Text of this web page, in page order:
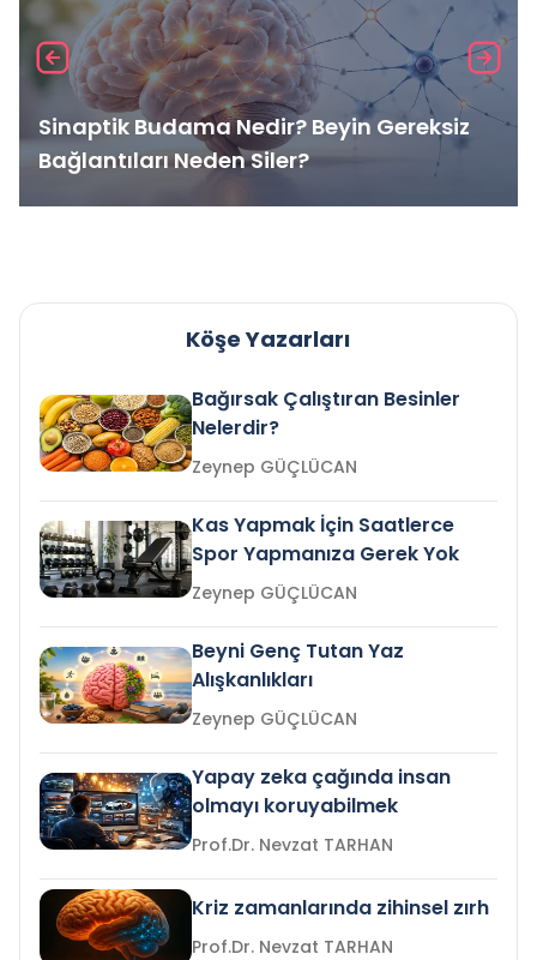
Sinaptik Budama Nedir? Beyin Gereksiz
Bağlantıları Neden Siler?
Köşe Yazarları
Bağırsak Çalıştıran Besinler
Nelerdir?
Zeynep GÜÇLÜCAN
Kas Yapmak İçin Saatlerce
Spor Yapmanıza Gerek Yok
Zeynep GÜÇLÜCAN
Beyni Genç Tutan Yaz
Alışkanlıkları
Zeynep GÜÇLÜCAN
Yapay zeka çağında insan
olmayı koruyabilmek
Prof.Dr. Nevzat TARHAN
Kriz zamanlarında zihinsel zırh
Prof.Dr. Nevzat TARHAN